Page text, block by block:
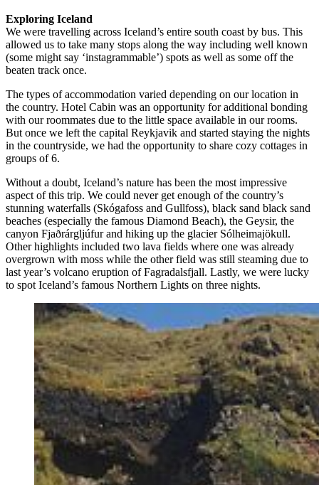
Exploring Iceland
We were travelling across Iceland’s entire south coast by bus. This
allowed us to take many stops along the way including well known
(some might say ‘instagrammable’) spots as well as some off the
beaten track once.
The types of accommodation varied depending on our location in
the country. Hotel Cabin was an opportunity for additional bonding
with our roommates due to the little space available in our rooms.
But once we left the capital Reykjavik and started staying the nights
in the countryside, we had the opportunity to share cozy cottages in
groups of 6.
Without a doubt, Iceland’s nature has been the most impressive
aspect of this trip. We could never get enough of the country’s
stunning waterfalls (Skógafoss and Gullfoss), black sand black sand
beaches (especially the famous Diamond Beach), the Geysir, the
canyon Fjaðrárgljúfur and hiking up the glacier Sólheimajökull.
Other highlights included two lava fields where one was already
overgrown with moss while the other field was still steaming due to
last year’s volcano eruption of Fagradalsfjall. Lastly, we were lucky
to spot Iceland’s famous Northern Lights on three nights.